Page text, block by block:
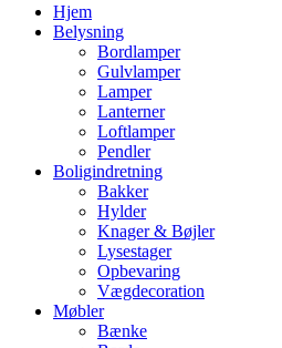
Hjem
Belysning
Bordlamper
Gulvlamper
Lamper
Lanterner
Loftlamper
Pendler
Boligindretning
Bakker
Hylder
Knager & Bøjler
Lysestager
Opbevaring
Vægdecoration
Møbler
Bænke